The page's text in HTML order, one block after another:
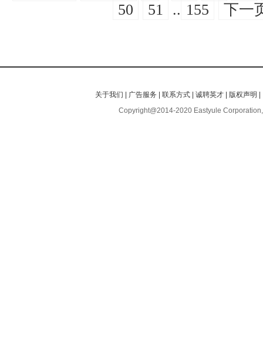
50
51 .. 155 下一
关于我们 广告服务 |联系方式 |诚聘英才 版权声明
Copyright@2014-2020 Eastyule